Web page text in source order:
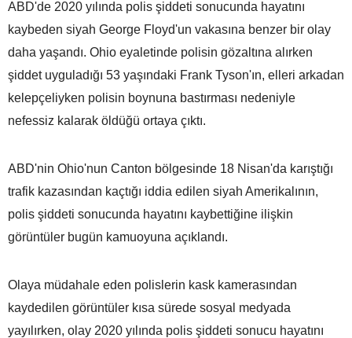
ABD'de 2020 yılında polis şiddeti sonucunda hayatını
kaybeden siyah George Floyd'un vakasına benzer bir olay
daha yaşandı. Ohio eyaletinde polisin gözaltına alırken
şiddet uyguladığı 53 yaşındaki Frank Tyson'ın, elleri arkadan
kelepçeliyken polisin boynuna bastırması nedeniyle
nefessiz kalarak öldüğü ortaya çıktı.
ABD'nin Ohio'nun Canton bölgesinde 18 Nisan'da karıştığı
trafik kazasından kaçtığı iddia edilen siyah Amerikalının,
polis şiddeti sonucunda hayatını kaybettiğine ilişkin
görüntüler bugün kamuoyuna açıklandı.
Olaya müdahale eden polislerin kask kamerasından
kaydedilen görüntüler kısa sürede sosyal medyada
yayılırken, olay 2020 yılında polis şiddeti sonucu hayatını